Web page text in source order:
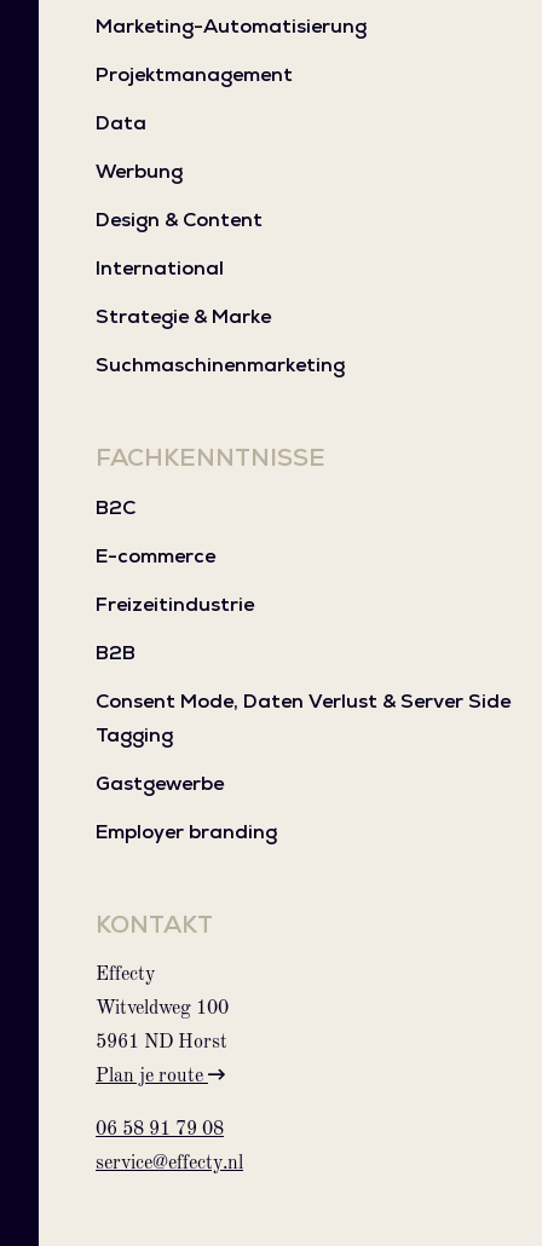
Marketing-Automatisierung
Projektmanagement
Data
Werbung
Design & Content
International
Strategie & Marke
Suchmaschinenmarketing
FACHKENNTNISSE
B2C
E-commerce
Freizeitindustrie
B2B
Consent Mode, Daten Verlust & Server Side
Tagging
Gastgewerbe
Employer branding
KONTAKT
Effecty
Witveldweg 100
5961 ND Horst
Plan je route
06 58 91 79 08
service@effecty.nl